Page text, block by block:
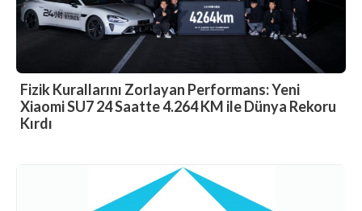
Fizik Kurallarını Zorlayan Performans: Yeni
Xiaomi SU7 24 Saatte 4.264 KM ile Dünya Rekoru
Kırdı